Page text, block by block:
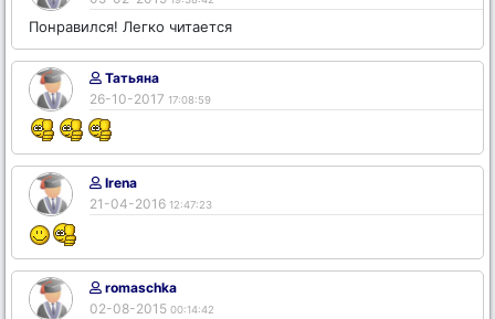
Понравился! Легко читается
Татьяна
26-10-2017 17:08:59
Irena
21-04-2016 12:47:23
romaschka
02-08-2015 00:14:42